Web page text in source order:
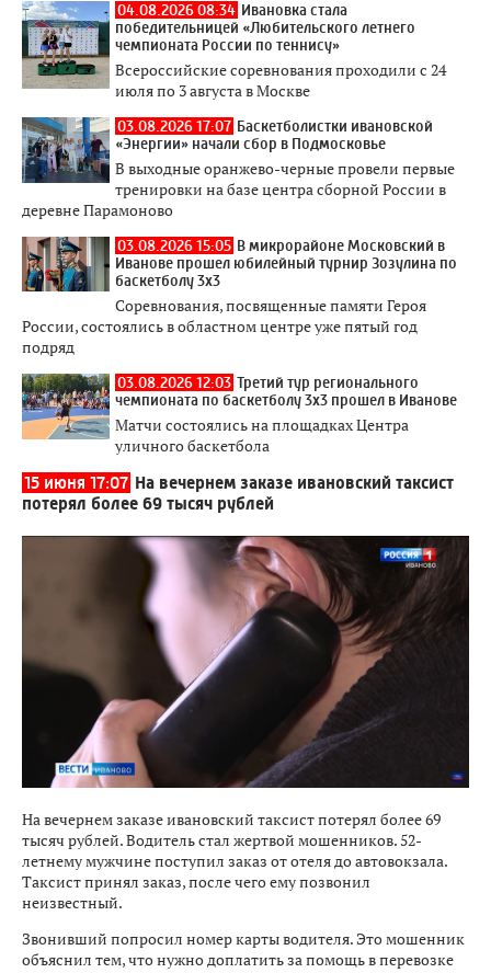
04.08.2026 08:34 Ивановка стала
победительницей «Любительского летнего
чемпионата России по теннису»
Всероссийские соревнования проходили с 24
июля по 3 августа в Москве
03.08.2026 17:07 Баскетболистки ивановской
«Энергии» начали сбор в Подмосковье
В выходные оранжево-черные провели первые
тренировки на базе центра сборной России в
деревне Парамоново
03.08.2026 15:05 В микрорайоне Московский в
Иванове прошел юбилейный турнир Зозулина по
баскетболу 3x3
Соревнования, посвященные памяти Героя
России, состоялись в областном центре уже пятый год
подряд
03.08.2026 12:03 Третий тур регионального
чемпионата по баскетболу 3x3 прошел в Иванове
Матчи состоялись на площадках Центра
уличного баскетбола
15 июня 17:07 На вечернем заказе ивановский таксист
потерял более 69 тысяч рублей
На вечернем заказе ивановский таксист потерял более 69
тысяч рублей. Водитель стал жертвой мошенников. 52-
летнему мужчине поступил заказ от отеля до автовокзала.
Таксист принял заказ, после чего ему позвонил
неизвестный.
Звонивший попросил номер карты водителя. Это мошенник
объяснил тем, что нужно доплатить за помощь в перевозке